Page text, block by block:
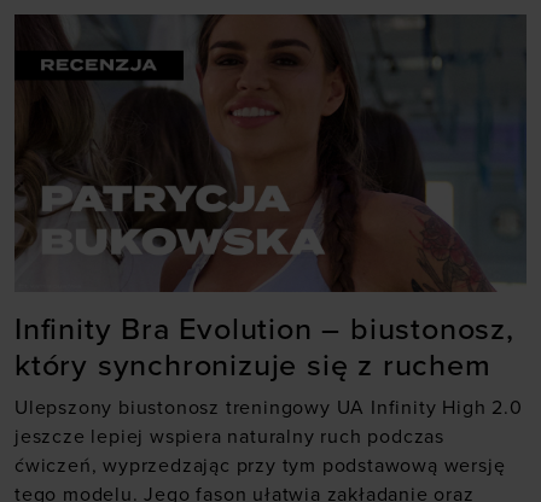
Infinity Bra Evolution – biustonosz,
który synchronizuje się z ruchem
Ulepszony biustonosz treningowy UA Infinity High 2.0
jeszcze lepiej wspiera naturalny ruch podczas
ćwiczeń, wyprzedzając przy tym podstawową wersję
tego modelu. Jego fason ułatwia zakładanie oraz